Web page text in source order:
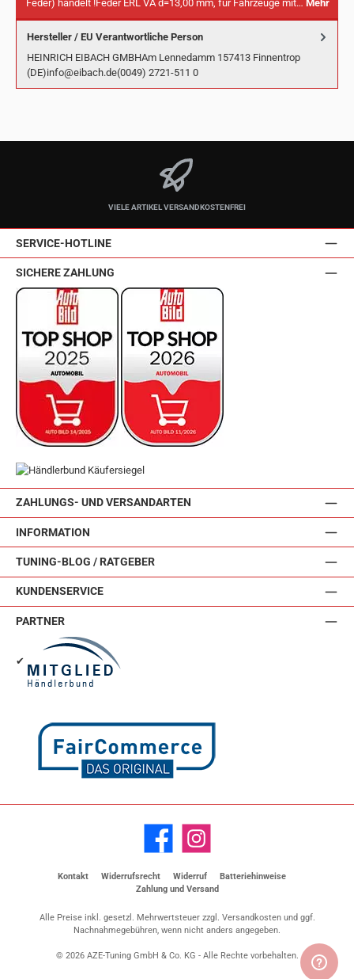
Feder) handelt !Feder ERL VA d=13,00 mm, für Fahrzeuge mit… Mehr
Hersteller / EU Verantwortliche Person
HEINRICH EIBACH GMBHAm Lennedamm 157413 Finnentrop
(DE)info@eibach.de(0049) 2721-511 0
VIELE ARTIKEL VERSANDKOSTENFREI
SERVICE-HOTLINE
ZAHLUNGS- UND VERSANDARTEN
INFORMATION
TUNING-BLOG / RATGEBER
KUNDENSERVICE
SICHERE ZAHLUNG
PARTNER
✔
Facebook Instagram
Kontakt Widerrufsrecht Widerruf
Batteriehinweise
Zahlung und Versand
Alle Preise inkl. gesetzl. Mehrwertsteuer zzgl. Versandkostenund ggf.
Nachnahmegebühren, wenn nicht anders angegeben.
© 2026 AZE-Tuning GmbH & Co. KG - Alle Rechte vorbehalten.